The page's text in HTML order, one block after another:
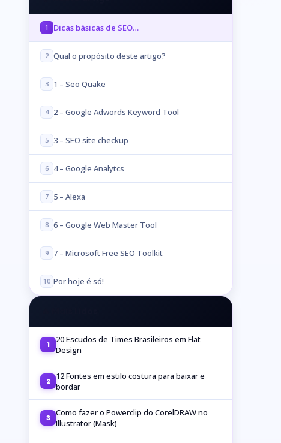
1 Dicas básicas de SEO…
2 Qual o propósito deste artigo?
3 1 – Seo Quake
4 2 – Google Adwords Keyword Tool
5 3 – SEO site checkup
6 4 – Google Analytcs
7 5 – Alexa
8 6 – Google Web Master Tool
9 7 – Microsoft Free SEO Toolkit
10 Por hoje é só!
1
20 Escudos de Times Brasileiros em Flat
Design
2
12 Fontes em estilo costura para baixar e
bordar
3 Como fazer o Powerclip do CorelDRAW no
Illustrator (Mask)